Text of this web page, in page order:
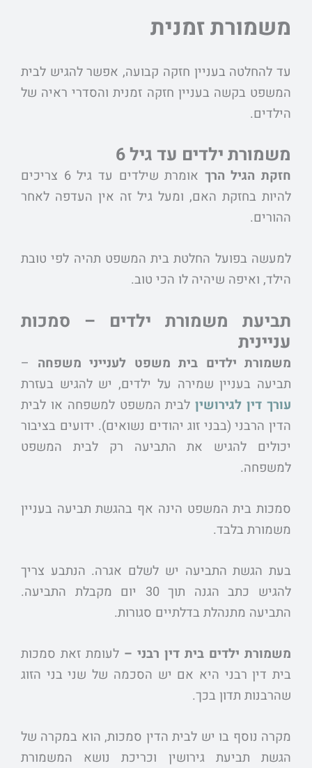
משמורת זמנית
עד להחלטה בעניין חזקה קבועה, אפשר להגיש לבית
המשפט בקשה בעניין חזקה זמנית והסדרי ראיה של
הילדים.
משמורת ילדים עד גיל 6
חזקת הגיל הרך
אומרת שילדים עד גיל 6 צריכים
להיות בחזקת האם, ומעל גיל זה אין העדפה לאחר
ההורים.
למעשה בפועל החלטת בית המשפט תהיה לפי טובת
הילד, ואיפה שיהיה לו הכי טוב.
תביעת משמורת ילדים – סמכות
עניינית
משמורת ילדים בית משפט לענייני משפחה –
תביעה בעניין שמירה על ילדים, יש להגיש בעזרת
עורך דין לגירושיןלבית המשפט למשפחה או לבית
הדין הרבני (בבני זוג יהודים נשואים). ידועים בציבור
יכולים להגיש את התביעה רק לבית המשפט
למשפחה.
סמכות בית המשפט הינה אף בהגשת תביעה בעניין
משמורת בלבד.
בעת הגשת התביעה יש לשלם אגרה. הנתבע צריך
להגיש כתב הגנה תוך 30 יום מקבלת התביעה.
התביעה מתנהלת בדלתיים סגורות.
משמורת ילדים בית דין רבני – לעומת זאת סמכות
בית דין רבני היא אם יש הסכמה של שני בני הזוג
שהרבנות תדון בכך.
מקרה נוסף בו יש לבית הדין סמכות, הוא במקרה של
הגשת תביעת גירושין וכריכת נושא המשמורת